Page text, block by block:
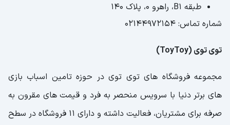
طبقه B1، راهرو 0، پلاک 140
شماره تماس: 02144972154
توی توی (ToyToy)
مجموعه فروشگاه های توی توی در حوزه تامین اسباب بازی
های برتر دنیا با سرویس منحصر به فرد و قیمت های مقرون به
صرفه برای مشتریان، فعالیت داشته و دارای 11 فروشگاه در سطح